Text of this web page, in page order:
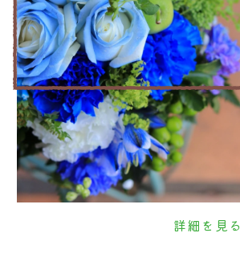
詳細を見る